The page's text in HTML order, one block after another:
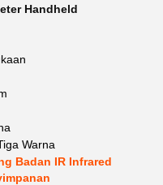
Handheld
Warna
Badan IR Infrared